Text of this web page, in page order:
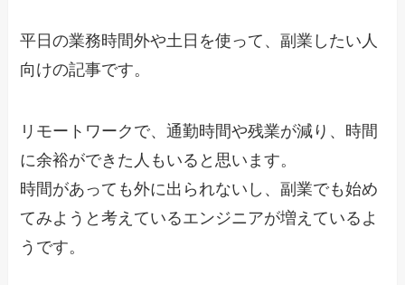
平日の業務時間外や土日を使って、副業したい人
向けの記事です。
リモートワークで、通勤時間や残業が減り、時間
に余裕ができた人もいると思います。
時間があっても外に出られないし、副業でも始め
てみようと考えているエンジニアが増えているよ
うです。